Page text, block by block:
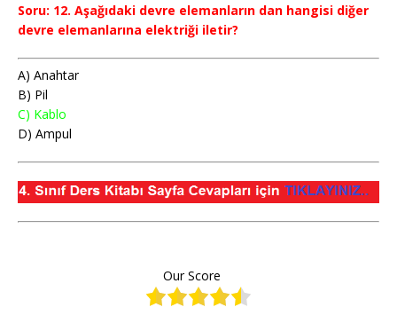
Soru: 12. Aşağıdaki devre elemanların dan hangisi diğer
devre elemanlarına elektriği iletir?
A) Anahtar
B) Pil
C) Kablo
D) Ampul
Our Score